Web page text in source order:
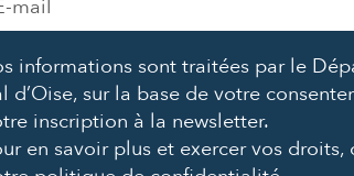
informations sont traitées par le
d’Oise, sur la base de votre
inscription à la newsletter.
en savoir plus et exercer vos droits,